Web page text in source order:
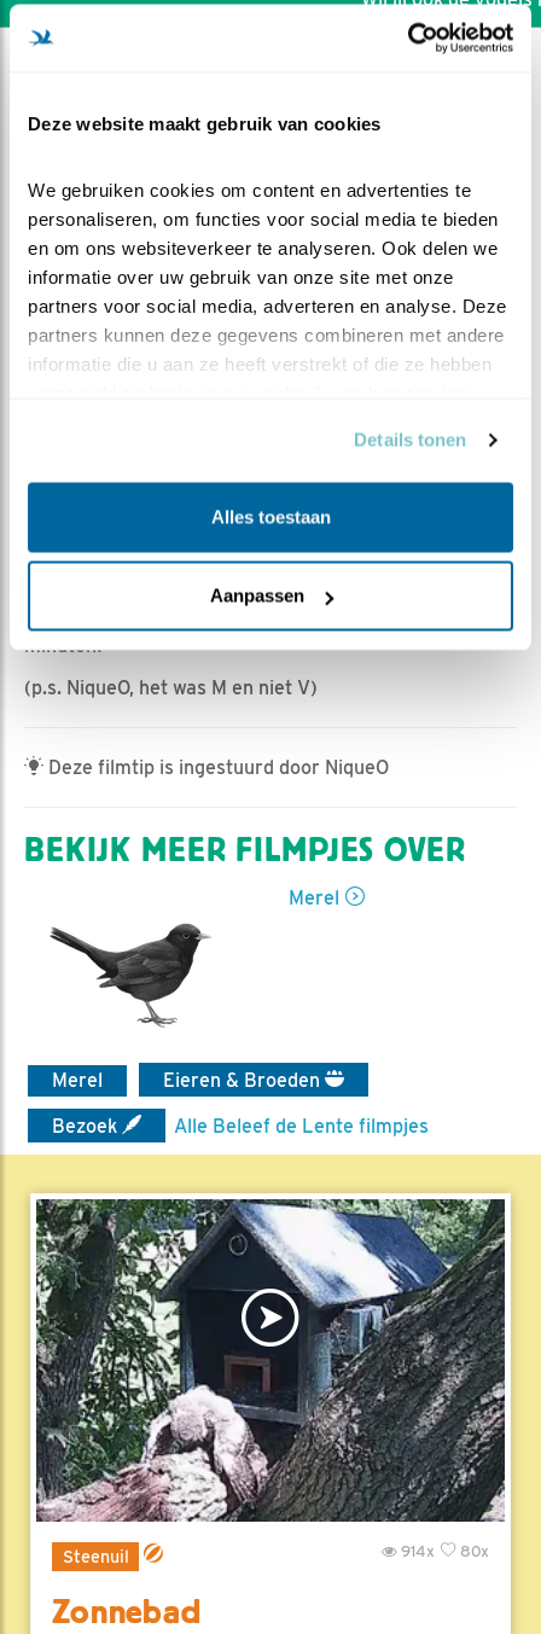
Deze website maakt gebruik van cookies
We gebruiken cookies om content en advertenties te
personaliseren, om functies voor social media te bieden
en om ons websiteverkeer te analyseren. Ook delen we
informatie over uw gebruik van onze site met onze
partners voor social media, adverteren en analyse. Deze
partners kunnen deze gegevens combineren met andere
informatie die u aan ze heeft verstrekt of die ze hebben
Details tonen
Alles toestaan
Aanpassen
De Wachter
Romke Visser | Geplaatst op 17 juni 2022, 17:00 |
Vind ik leuk
minuten!
(p.s. NiqueO, het was M en niet V)
Deze filmtip is ingestuurd door NiqueO
BEKIJK MEER FILMPJES OVER
Merel
Merel
Eieren & Broeden
Bezoek
Alle Beleef de Lente filmpjes
Steenuil 80x
914x
Zonnebad